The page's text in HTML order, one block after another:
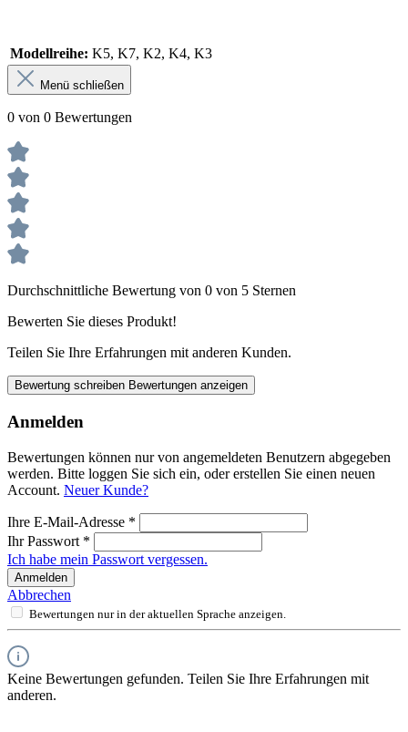
Modellreihe: K5, K7, K2, K4, K3
Menü schließen
0 von 0 Bewertungen
Durchschnittliche Bewertung von 0 von 5 Sternen
Bewerten Sie dieses Produkt!
Teilen Sie Ihre Erfahrungen mit anderen Kunden.
Bewertung schreiben Bewertungen anzeigen
Anmelden
Bewertungen können nur von angemeldeten Benutzern abgegeben
werden. Bitte loggen Sie sich ein, oder erstellen Sie einen neuen
Account. Neuer Kunde?
Ihre E-Mail-Adresse *
Ihr Passwort *
Ich habe mein Passwort vergessen.
Anmelden
Abbrechen
Bewertungen nur in der aktuellen Sprache anzeigen.
Keine Bewertungen gefunden. Teilen Sie Ihre Erfahrungen mit
anderen.